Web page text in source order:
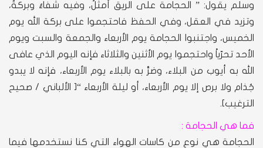
وسلم يقول: ” الحجامة على الريق أمثَلُ، وفيه شفاءٌ وبركةٌ،
وتزيد في العقل، وفي الحفظ فاحتجموا على بركة الله يوم
الخميس، واجتنبوا الحجامة يوم الأربعاء والجمعة والسبت ويوم
الأحد تحرّياً واحتجموا يوم الأثنين والثلاثاء فإنه اليوم الذي عافى
الله به أيوب من البلاء، وضرَّ به بالبلاء يوم الأربعاء، فإنه لا يبدو
جُذام ولا برص إلا يوم الأربعاء، أو ليلة الأربعاء “[ الألباني / صحيح
الترغيب].
فما هي الحجامة :
الحجامة هي نوع من كاسات الهواء التي كنا نستخدمها فيما